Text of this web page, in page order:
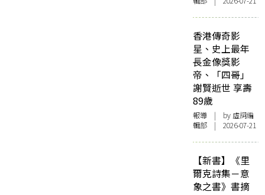
香港傳奇影
星、史上最年
長金像獎影
帝、「四哥」
謝賢逝世 享壽
89歲
報導 | by 虛詞編
輯部 | 2026-07-21
【新書】《里
爾克詩集－意
象之書》書摘